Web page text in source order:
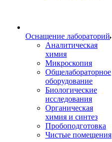
Оснащение лабораторий
Аналитическая
химия
Микроскопия
Общелабораторное
оборудование
Биологические
исследования
Органическая
химия и синтез
Пробоподготовка
Чистые помещения